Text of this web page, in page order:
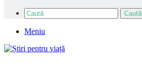
Caută
Meniu